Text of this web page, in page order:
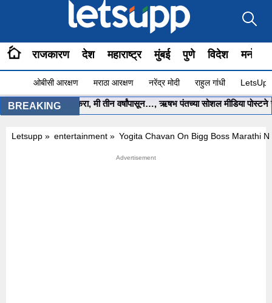
राजकारण देश महाराष्ट्र मुंबई पुणे विदेश
ओबीसी आरक्षण मराठा आरक्षण नरेंद्र मोदी राहुल गांधी
BREAKING
मला मदत करा, मी तीन वर्षांपासून…, ऋषभ पंतच्या सोशल मीडिया पोस्टने खळबळ
Letsupp » entertainment » Yogita Chavan On Bigg Boss Marathi